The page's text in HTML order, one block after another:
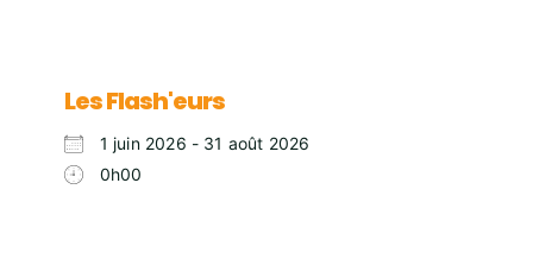
Les Flash'eurs
1 juin 2026 - 31 août 2026
0h00